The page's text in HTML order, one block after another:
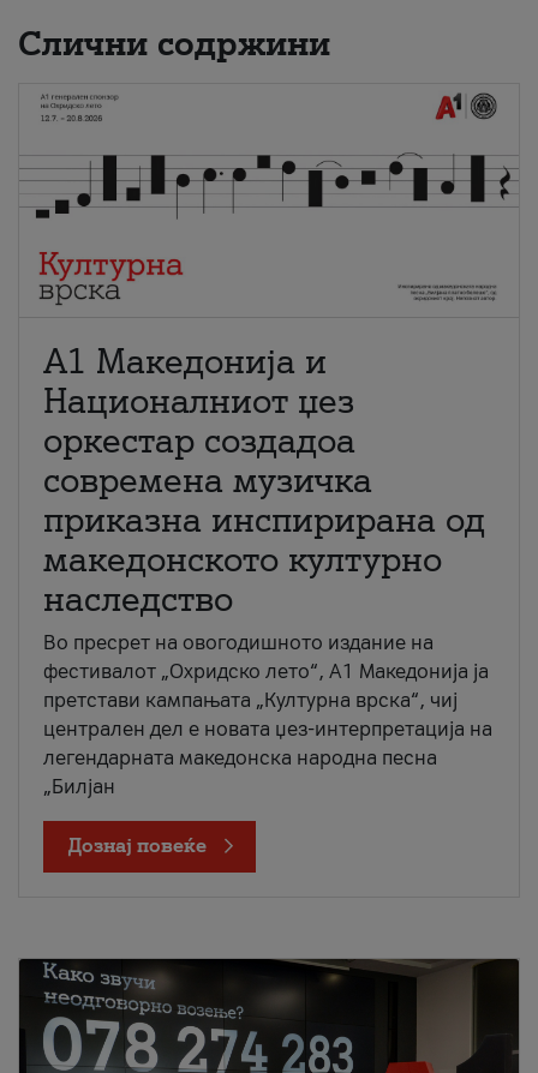
Слични содржини
А1 Македонија и
Националниот џез
оркестар создадоа
современа музичка
приказна инспирирана од
македонското културно
наследство
Во пресрет на овогодишното издание на
фестивалот „Охридско лето“, А1 Македонија ја
претстави кампањата „Културна врска“, чиј
централен дел е новата џез-интерпретација на
легендарната македонска народна песна
„Билјан
Дознај повеќе